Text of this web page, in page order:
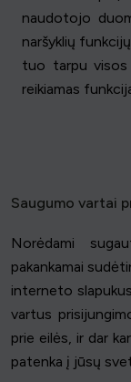
naudotojo
naršyklių
tuo tarpu visos
reikiamas
Saugumo vartai
Norėdami
pakankamai
interneto
vartus
prie eilės, ir dar
patenka į jūsų